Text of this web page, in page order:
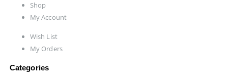
Shop
My Account
Wish List
My Orders
Categories